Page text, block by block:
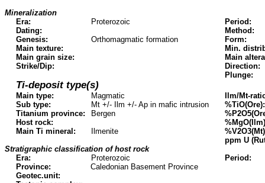
Mineralization
Era:
Proterozoic
Period:
Dating:
Method:
Genesis:
Orthomagmatic formation
Form:
Main texture:
Min.
Main grain size:
Main
Strike/Dip:
Direction:
Plunge:
Ti-deposit type(s)
Main type: Magmatic
Ilm/Mt-
Sub type:
Mt +/- Ilm +/- Ap in mafic intrusion
%TiO(Ore):
Titanium province:
Bergen
Host rock:
Main Ti mineral:
Ilmenite
ppm U
Stratigraphic classification of host rock
Era:
Proterozoic
Period:
Province:
Caledonian Basement Province
Geotec.unit: